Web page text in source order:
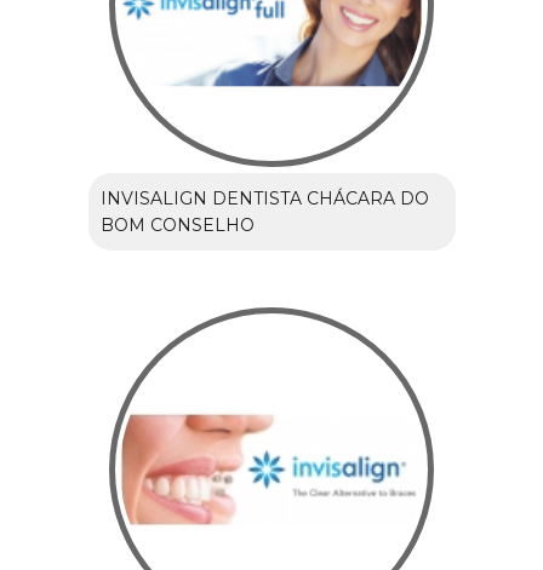
INVISALIGN DENTISTA CHÁCARA DO
BOM CONSELHO